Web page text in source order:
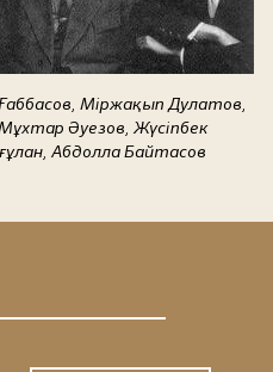
Міржақып Дулатов,
Әуезов, Жүсіпбек
Абдолла Байтасов